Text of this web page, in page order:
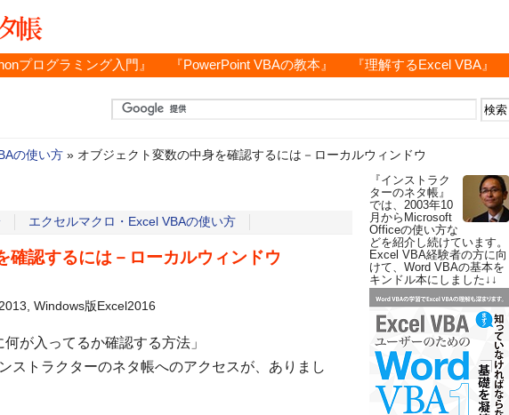
プログラミング入門』 『PowerPoint VBAの教本』 『理解するExcel VBA』
の使い方 » オブジェクト変数の中身を確認するには－ローカルウィンドウ
エクセルマクロ・Excel VBAの使い方
確認するには－ローカルウィンドウ
Windows版Excel2016
が入ってるか確認する方法」
ストラクターのネタ帳へのアクセスが、ありまし
『インストラク
ターのネタ帳』
では、2003年10
月からMicrosoft
Officeの使い方な
どを紹介し続けています。
Excel VBA経験者の方に向
けて、Word VBAの基本を
キンドル本にしました↓↓